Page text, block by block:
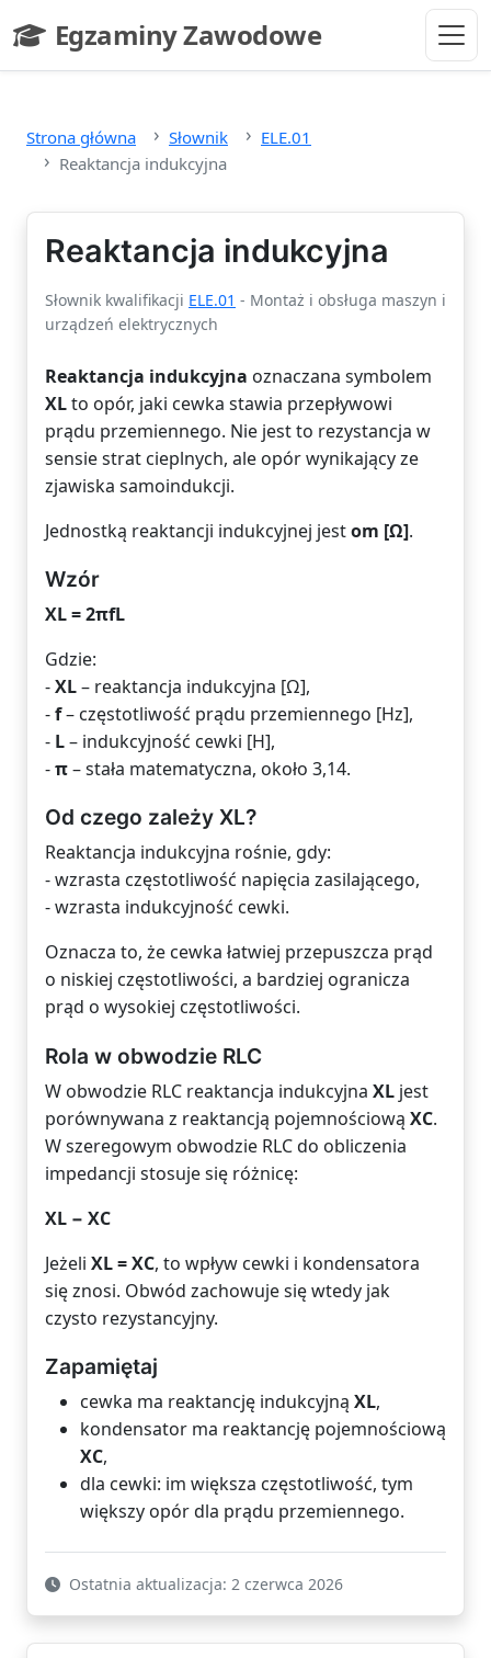
Egzaminy Zawodowe
- strona główna
Strona główna Słownik
ELE.01
Reaktancja indukcyjna
Reaktancja indukcyjna
Słownik kwalifikacji ELE.01 - Montaż i obsługa maszyn i
urządzeń elektrycznych
Reaktancja indukcyjna oznaczana symbolem
XLto opór, jaki cewka stawia przepływowi
prądu przemiennego. Nie jest to rezystancja w
sensie strat cieplnych, ale opór wynikający ze
zjawiska samoindukcji.
Jednostką reaktancji indukcyjnej jestom [Ω].
Wzór
XL = 2πfL
Gdzie:
-XL– reaktancja indukcyjna [Ω],
-f– częstotliwość prądu przemiennego [Hz],
- L– indukcyjność cewki [H],
-π– stała matematyczna, około 3,14.
Od czego zależy XL?
Reaktancja indukcyjna rośnie, gdy:
- wzrasta częstotliwość napięcia zasilającego,
- wzrasta indukcyjność cewki.
Oznacza to, że cewka łatwiej przepuszcza prąd
o niskiej częstotliwości, a bardziej ogranicza
prąd o wysokiej częstotliwości.
Rola w obwodzie RLC
W obwodzie RLC reaktancja indukcyjna XL jest
porównywana z reaktancją pojemnościową XC.
W szeregowym obwodzie RLC do obliczenia
impedancji stosuje się różnicę:
XL − XC
Jeżeli XL = XC, to wpływ cewki i kondensatora
się znosi. Obwód zachowuje się wtedy jak
czysto rezystancyjny.
Zapamiętaj
cewka ma reaktancję indukcyjną XL,
kondensator ma reaktancję pojemnościową
XC,
dla cewki: im większa częstotliwość, tym
większy opór dla prądu przemiennego.
Ostatnia aktualizacja: 2 czerwca 2026